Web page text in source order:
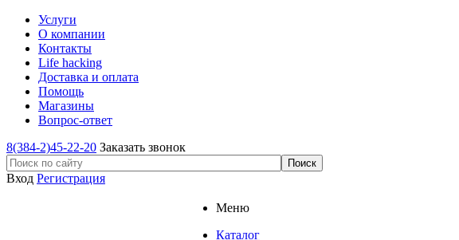
Услуги
О компании
Контакты
Life hacking
Доставка и оплата
Помощь
Магазины
Вопрос-ответ
8(384-2)45-22-20 Заказать звонок
Вход Регистрация
Меню
Каталог